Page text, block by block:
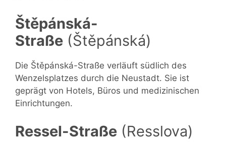
Štěpánská-
Straße (Štěpánská)
Die Štěpánská-Straße verläuft südlich des
Wenzelsplatzes durch die Neustadt. Sie ist
geprägt von Hotels, Büros und medizinischen
Einrichtungen.
Ressel-Straße (Resslova)